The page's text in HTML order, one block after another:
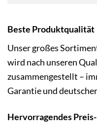
Beste Produktqualität
Unser großes
wird nach unseren
zusammengestellt –
Garantie und
Hervorragendes